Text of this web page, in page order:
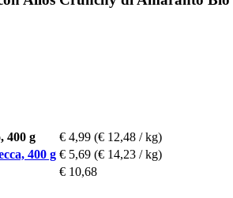
400 g € 4,99 (€ 12,48 / kg)
400 g € 5,69 (€ 14,23 / kg)
€ 10,68